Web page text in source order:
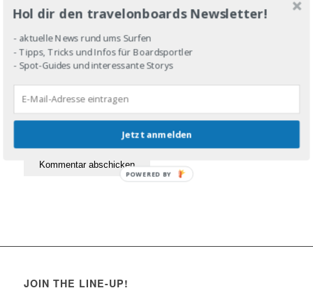
JOIN THE LINE-UP!
Hol dir den travelonboards Newsletter!
- aktuelle News rund ums Surfen
- Tipps, Tricks und Infos für Boardsportler
- Spot-Guides und interessante Storys
Jetzt anmelden
POWERED BY